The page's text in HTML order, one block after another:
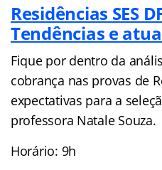
Residências SES
Tendências e
Fique por dentro da
cobrança nas provas de
expectativas para a
professora Natale Souza.
Horário: 9h